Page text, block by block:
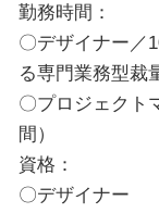
勤務時間：
〇デザイナー／
る専門業務型裁
〇プロジェクト
間）
資格：
〇デザイナー